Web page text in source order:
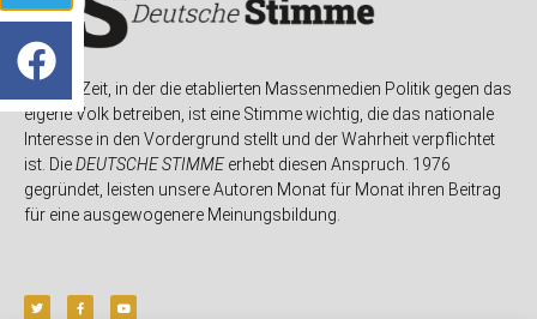
In einer Zeit, in der die etablierten Massenmedien Politik gegen das
eigene Volk betreiben, ist eine Stimme wichtig, die das nationale
Interesse in den Vordergrund stellt und der Wahrheit verpflichtet
ist. DieDEUTSCHE STIMMEerhebt diesen Anspruch. 1976
gegründet, leisten unsere Autoren Monat für Monat ihren Beitrag
für eine ausgewogenere Meinungsbildung.